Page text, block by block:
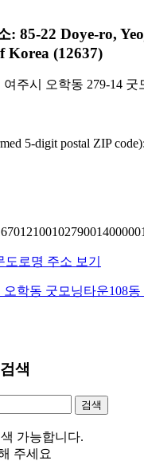
: 85-22 Doye-ro,
Korea (12637)
주시 오학동 279-14 굿
5-digit postal ZIP
로명 주소 보기
오학동 굿모닝타운108
색
가능합니다.
주세요